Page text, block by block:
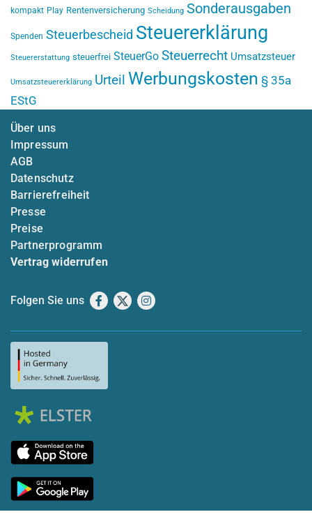
kompakt Play Rentenversicherung Scheidung Sonderausgaben
Spenden Steuerbescheid Steuererklärung
Steuererstattung steuerfrei SteuerGo Steuerrecht Umsatzsteuer
Umsatzsteuererklärung Urteil Werbungskosten § 35a
EStG
Über uns
Impressum
AGB
Datenschutz
Barrierefreiheit
Presse
Preise
Partnerprogramm
Vertrag widerrufen
Folgen Sie uns Facebook
X Instagram